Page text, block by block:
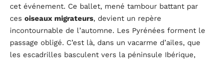
cet événement. Ce ballet, mené tambour battant par
ces oiseaux migrateurs, devient un repère
incontournable de l’automne. Les Pyrénées forment le
passage obligé. C’est là, dans un vacarme d’ailes, que
les escadrilles basculent vers la péninsule Ibérique,